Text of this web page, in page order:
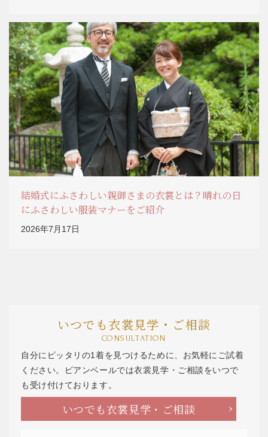
結婚式にふさわしい親御さまの衣裳とは？晴れの日
にふさわしい服装マナーをご紹介
2026年7月17日
いつでも衣裳見学・ご相談
CONSULTATION
自分にピッタリの1着を見つけるために、お気軽にご試着
ください。ビアンベールでは衣裳見学・ご相談をいつで
も受け付けております。
いつでも衣裳見学・ご相談